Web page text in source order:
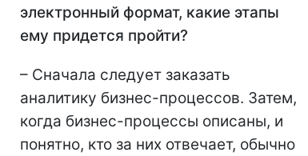
электронный формат, какие этапы
ему придется пройти?
– Сначала следует заказать
аналитику бизнес-процессов. Затем,
когда бизнес-процессы описаны, и
понятно, кто за них отвечает, обычно